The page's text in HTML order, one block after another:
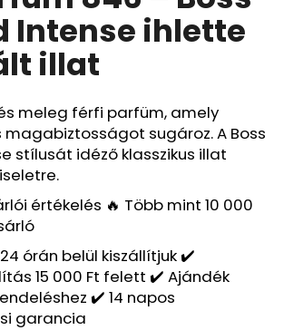
Intense ihlette
illat
meleg férfi parfüm, amely
sugároz. A Boss
stílusát idéző klasszikus illat
értékelés 🔥 Több mint 10 000
órán belül kiszállítjuk ✔️
15 000 Ft felett ✔️ Ajándék
✔️ 14 napos
garancia